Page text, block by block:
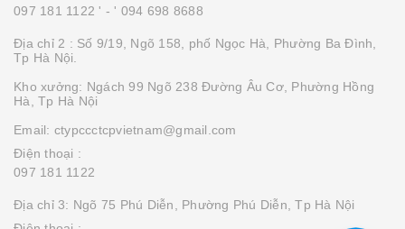
097 181 1122 ' - ' 094 698 8688
Địa chỉ 2 : Số 9/19, Ngõ 158, phố Ngọc Hà, Phường Ba Đình,
Tp Hà Nội.
Kho xưởng: Ngách 99 Ngõ 238 Đường Âu Cơ, Phường Hồng
Hà, Tp Hà Nội
Email: ctypccctcpvietnam@gmail.com
Điện thoại :
097 181 1122
Địa chỉ 3: Ngõ 75 Phú Diễn, Phường Phú Diễn, Tp Hà Nội